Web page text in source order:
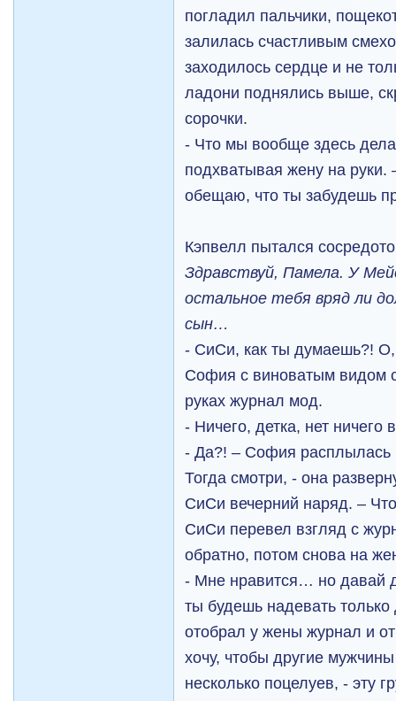
погладил пальчики,
залилась счастливым
заходилось сердце и не
ладони поднялись выше,
сорочки.
- Что мы вообще здесь
подхватывая жену на
обещаю, что ты забудешь
Кэпвелл пытался
Здравствуй, Памела. У
остальное тебя вряд ли
сын…
- СиСи, как ты думаешь?! О,
София с виноватым видом
руках журнал мод.
- Ничего, детка, нет ничего
- Да?! – София расплылась
Тогда смотри, - она
СиСи вечерний наряд. –
СиСи перевел взгляд с
обратно, потом снова на
- Мне нравится… но давай
ты будешь надевать
отобрал у жены журнал и
хочу, чтобы другие
несколько поцелуев, - эту